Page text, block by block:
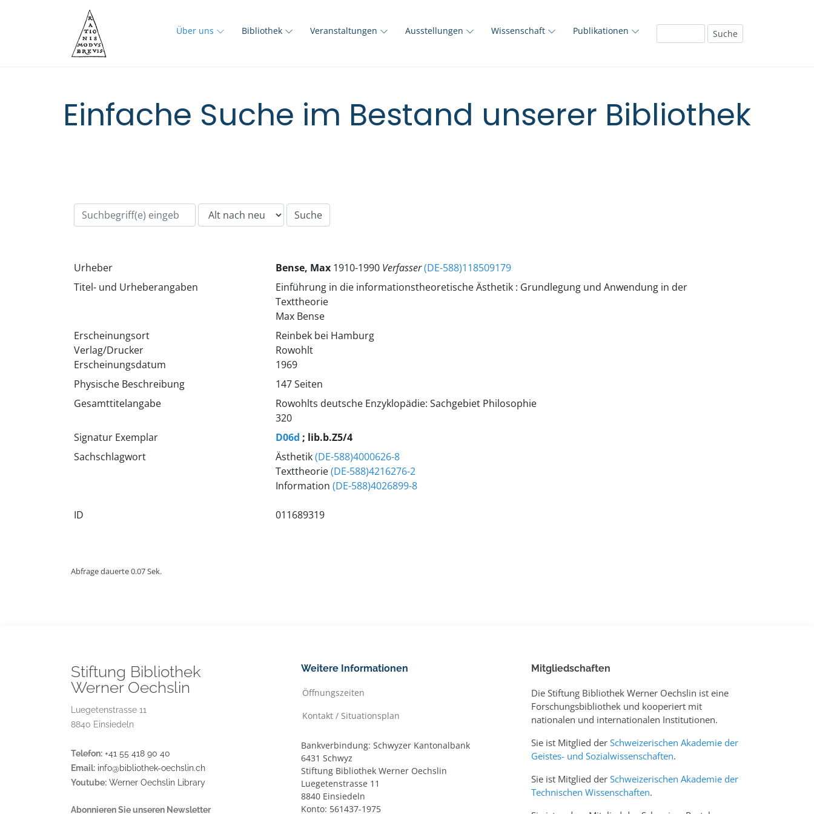
Über uns Bibliothek Veranstaltungen Ausstellungen Wissenschaft Publikationen
Einfache Suche im Bestand unserer Bibliothek
Urheber Bense, Max 1910-1990 Verfasser(DE-588)118509179
Titel- und Urheberangaben
Einführung in die informationstheoretische Ästhetik : Grundlegung und Anwendung in der
Texttheorie
Max Bense
Erscheinungsort
Verlag/Drucker
Erscheinungsdatum
Reinbek bei Hamburg
Rowohlt
1969
Physische Beschreibung
147 Seiten
Gesamttitelangabe
Rowohlts deutsche Enzyklopädie: Sachgebiet Philosophie
320
Signatur Exemplar
D06d ; lib.b.Z5/4
Sachschlagwort
Ästhetik(DE-588)4000626-8
Texttheorie(DE-588)4216276-2
Information (DE-588)4026899-8
ID 011689319
Abfrage dauerte 0.07 Sek.
Stiftung Bibliothek
Werner Oechslin
Luegetenstrasse 11
8840 Einsiedeln
Telefon: +41 55 418 90 40
Email: info@bibliothek-oechslin.ch
Youtube: Werner Oechslin Library
Abonnieren Sie unseren Newsletter
Weitere Informationen
Öffnungszeiten
Kontakt / Situationsplan
Bankverbindung: Schwyzer Kantonalbank
6431 Schwyz
Stiftung Bibliothek Werner Oechslin
Luegetenstrasse 11
8840 Einsiedeln
Konto: 561437-1975
Mitgliedschaften
Die Stiftung Bibliothek Werner Oechslin ist eine
Forschungsbibliothek und kooperiert mit
nationalen und internationalen Institutionen.
Sie ist Mitglied der Schweizerischen Akademie der
Geistes- und Sozialwissenschaften.
Sie ist Mitglied der Schweizerischen Akademie der
Technischen Wissenschaften.